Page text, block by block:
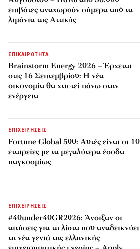
επιβάτες αναχωρούν σήμερα από τα
λιμάνια της Αττικής
ΕΠΙΚΑΙΡΟΤΗΤΑ
Brainstorm Energy 2026 – Έρχεται
στις 16 Σεπτεμβρίου: Η νέα
οικονομία θα χτιστεί πάνω στην
ενέργεια
ΕΠΙΧΕΙΡΗΣΕΙΣ
Fortune Global 500: Αυτές είναι οι 10
εταιρείες με τα μεγαλύτερα έσοδα
παγκοσμίως
ΕΠΙΧΕΙΡΗΣΕΙΣ
#40under40GR2026: Άνοιξαν οι
αιτήσεις για τη λίστα που αναδεικνύει
τη νέα γενιά της ελληνικής